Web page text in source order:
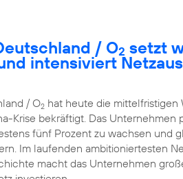
/ O2 setzt
intensiviert
/ O2 hat heute die mittelfristigen
Krise bekräftigt. Das Unternehmen
fünf Prozent zu wachsen und
Im laufenden ambitioniertesten
macht das Unternehmen